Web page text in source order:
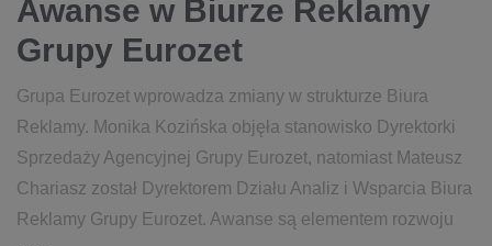
Awanse w Biurze Reklamy
Grupy Eurozet
Grupa Eurozet wprowadza zmiany w strukturze Biura
Reklamy. Monika Kozińska objęła stanowisko Dyrektorki
Sprzedaży Agencyjnej Grupy Eurozet, natomiast Mateusz
Chariasz został Dyrektorem Działu Analiz i Wsparcia Biura
Reklamy Grupy Eurozet. Awanse są elementem rozwoju